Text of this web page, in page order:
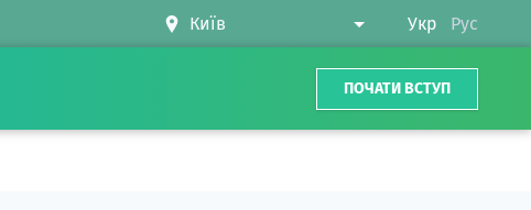
Укр Рус
ПОЧАТИ ВСТУП